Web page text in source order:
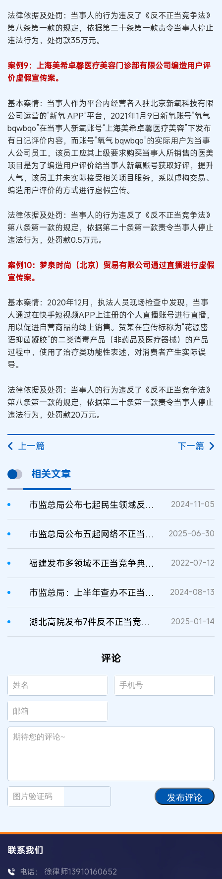
法律依据及处罚：当事人的行为违反了《反不正当竞争法》
第八条第一款的规定，依据第二十条第一款责令当事人停止
违法行为，处罚款35万元。
案例9：上海美希卓馨医疗美容门诊部有限公司编造用户评
价虚假宣传案。
基本案情：当事人作为平台内经营者入驻北京新氧科技有限
公司运营的“新氧 APP”平台，2021年1月9日新氧账号“氧气
bqwbqo”在当事人新氧账号“上海美希卓馨医疗美容”下发布
有日记评价内容，而账号“氧气 bqwbqo”的实际用户为当事
人公司员工，该员工应其上级要求购买当事人所销售的医美
项目是为了编造用户评价给当事人新氧账号获取好评，提升
人气，该员工并未实际接受相关项目服务，系以虚构交易、
编造用户评价的方式进行虚假宣传。
法律依据及处罚：当事人的行为违反了《反不正当竞争法》
第八条第一款的规定，依据第二十条第一款责令当事人停止
违法行为，处罚款0.5万元。
案例10：梦泉时尚（北京）贸易有限公司通过直播进行虚假
宣传案。
基本案情：2020年12月，执法人员现场检查中发现，当事
人通过在快手短视频APP上注册的个人直播账号进行直播，
用以促进自营商品的线上销售。贺某在宣传标称为“花源密
语抑菌凝胶”的二类消毒产品（非药品及医疗器械）的产品
过程中，使用了治疗类功能性表述，对消费者产生实际误
导。
法律依据及处罚：当事人的行为违反了《反不正当竞争法》
第八条第一款的规定，依据第二十条第一款责令当事人停止
违法行为，处罚款20万元。
上一篇 下一篇
相关文章
市监总局公布七起民生领域反不正当竞争典型案例 2024-11-05
市监总局公布五起网络不正当竞争典型案例 2025-06-30
福建发布多领域不正当竞争典型案例 2022-07-12
市监总局：上半年查办不正当竞争案件6076件罚没3.78亿元 2024-08-13
湖北高院发布7件反不正当竞争典型案例 2025-01-14
评论
发布评论
联系我们
电话： 徐律师13910160652